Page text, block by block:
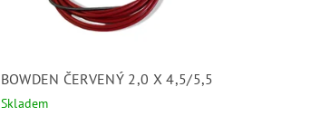
BOWDEN ČERVENÝ 2,0 X 4,5/5,5
Skladem